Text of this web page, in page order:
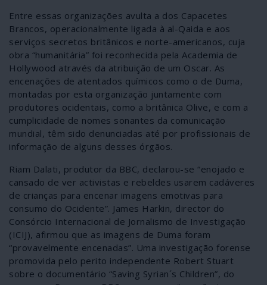
Entre essas organizações avulta a dos Capacetes
Brancos, operacionalmente ligada à al-Qaida e aos
serviços secretos britânicos e norte-americanos, cuja
obra “humanitária” foi reconhecida pela Academia de
Hollywood através da atribuição de um Oscar. As
encenações de atentados químicos como o de Duma,
montadas por esta organização juntamente com
produtores ocidentais, como a britânica Olive, e com a
cumplicidade de nomes sonantes da comunicação
mundial, têm sido denunciadas até por profissionais de
informação de alguns desses órgãos.
Riam Dalati, produtor da BBC, declarou-se “enojado e
cansado de ver activistas e rebeldes usarem cadáveres
de crianças para encenar imagens emotivas para
consumo do Ocidente”. James Harkin, director do
Consórcio Internacional de Jornalismo de Investigação
(ICIJ), afirmou que as imagens de Duma foram
“provavelmente encenadas”. Uma investigação forense
promovida pelo perito independente Robert Stuart
sobre o documentário “Saving Syrian´s Children”, do